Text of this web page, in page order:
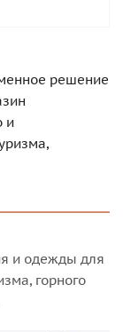
решение
и
и одежды для
горного